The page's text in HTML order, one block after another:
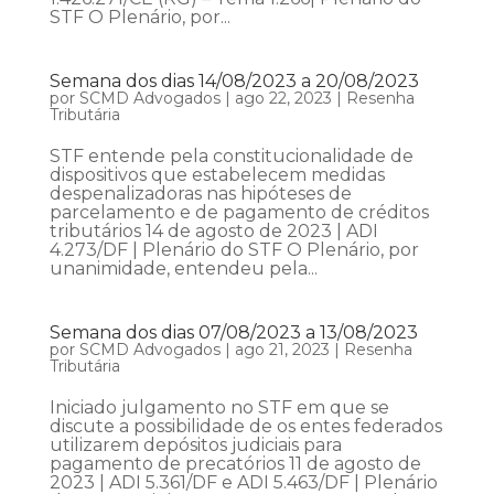
STF O Plenário, por...
Semana dos dias 14/08/2023 a 20/08/2023
por SCMD Advogados| ago 22, 2023 | Resenha
Tributária
STF entende pela constitucionalidade de
dispositivos que estabelecem medidas
despenalizadoras nas hipóteses de
parcelamento e de pagamento de créditos
tributários 14 de agosto de 2023 | ADI
4.273/DF | Plenário do STF O Plenário, por
unanimidade, entendeu pela...
Semana dos dias 07/08/2023 a 13/08/2023
por SCMD Advogados| ago 21, 2023 | Resenha
Tributária
Iniciado julgamento no STF em que se
discute a possibilidade de os entes federados
utilizarem depósitos judiciais para
pagamento de precatórios 11 de agosto de
2023 | ADI 5.361/DF e ADI 5.463/DF | Plenário